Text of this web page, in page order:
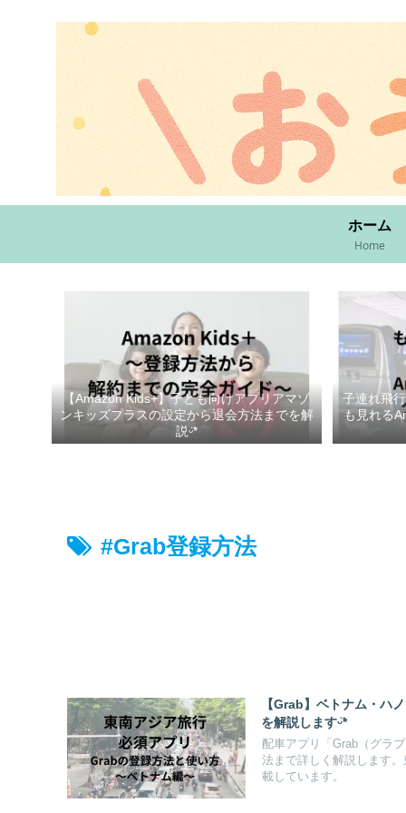
ホーム
Home
【Amazon Kids+】子ども向けアプリアマゾ
ンキッズプラスの設定から退会方法までを解
説ᵕ̈*
子連れ飛
も見れる
#Grab登録方法
【Grab】ベトナム・ハ
を解説しますᵕ̈*
配車アプリ「Grab（グラ
法まで詳しく解説します
載しています。